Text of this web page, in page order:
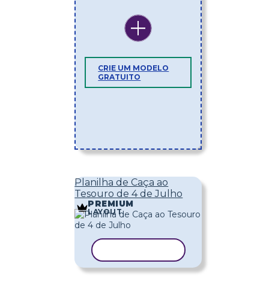
CRIE UM MODELO
GRATUITO
Planilha de Caça ao
Tesouro de 4 de Julho
PREMIUM
LAYOUT